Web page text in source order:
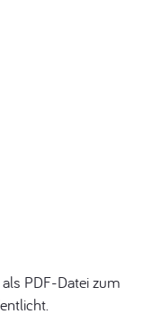
PDF-Datei zum